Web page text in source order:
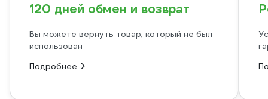
120 дней обмен и возврат
Вы можете вернуть товар, который не был
использован
Подробнее